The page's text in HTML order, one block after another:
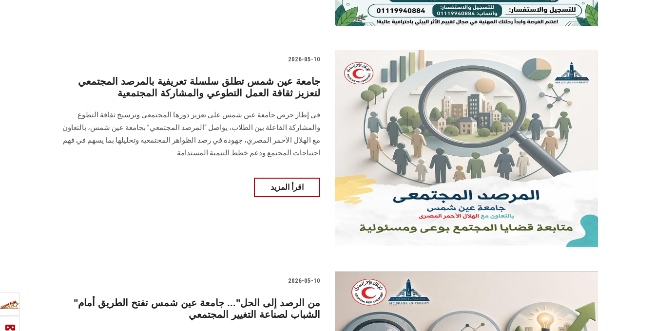
2026-05-10
جامعة عين شمس تطلق سلسلة تعريفية بالمرصد المجتمعي
لتعزيز ثقافة العمل التطوعي والمشاركة المجتمعية
في إطار حرص جامعة عين شمس على تعزيز دورها المجتمعي وترسيخ ثقافة التطوع
والمشاركة الفاعلة بين الطلاب، يواصل “المرصد المجتمعي” بجامعة عين شمس، بالتعاون
مع الهلال الأحمر المصري، جهوده في رصد الظواهر المجتمعية وتحليلها بما يسهم في فهم
احتياجات المجتمع ودعم خطط التنمية المستدامة
اقرأ المزيد
2026-05-10
"من الرصد إلى الحل"... جامعة عين شمس تفتح الطريق أمام
الشباب لصناعة التغيير المجتمعي